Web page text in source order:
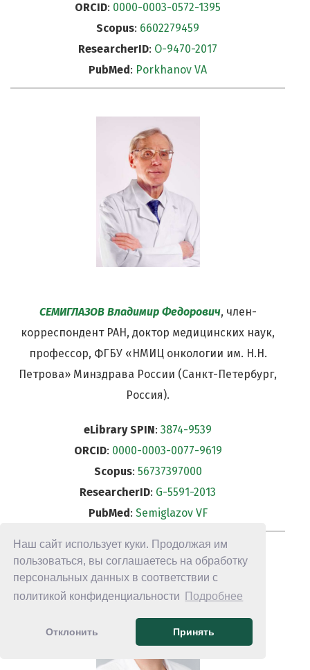
Наш сайт использует куки. Продолжая им
пользоваться, вы соглашаетесь на обработку
персональных данных в соответствии с
политикой конфиденциальности
Подробнее
Отклонить Принять
ORCID: 0000-0003-0572-1395
Scopus: 6602279459
ResearcherID: O-9470-2017
PubMed: Porkhanov VA
СЕМИГЛАЗОВ Владимир Федорович, член-
корреспондент РАН, доктор медицинских наук,
профессор, ФГБУ «НМИЦ онкологии им. Н.Н.
Петрова» Минздрава России (Санкт-Петербург,
Россия).
eLibrary SPIN:3874-9539
ORCID: 0000-0003-0077-9619
Scopus: 56737397000
ResearcherID: G-5591-2013
PubMed: Semiglazov VF